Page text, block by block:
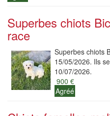
Superbes chiots
race
Superbes chiots
15/05/2026. Ils
10/07/2026.
900 €
Agréé